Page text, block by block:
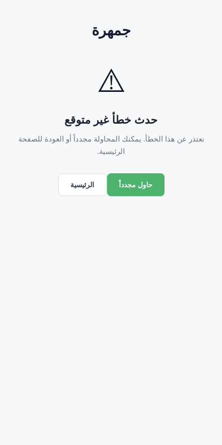
جمهرة
⚠️
حدث خطأ غير متوقع
نعتذر عن هذا الخطأ. يمكنك المحاولة مجدداً أو العودة للصفحة
الرئيسية.
حاول مجدداً الرئيسية